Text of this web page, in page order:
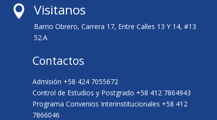
 Visitanos
Barrio Obrero, Carrera 17, Entre Calles 13 Y 14, #13
52.A
Contactos
Admisión +58 424 7055672
Control de Estudios y Postgrado +58 412 7864943
Programa Convenios Interinstitucionales +58 412
7866046